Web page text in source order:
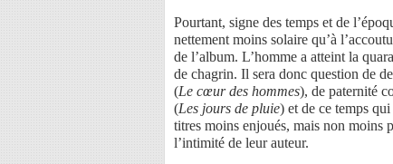
Pourtant, signe des temps et de
nettement moins solaire qu’à
de l’album. L’homme a atteint la
de chagrin. Il sera donc question de
(Le cœur des hommes), de paternité
(Les jours de pluie) et de ce temps
titres moins enjoués, mais non moins
l’intimité de leur auteur.